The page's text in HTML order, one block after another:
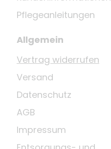
Pflegeanleitungen
Allgemein
Vertrag widerrufen
Versand
Datenschutz
AGB
Impressum